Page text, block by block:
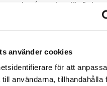
använder cookies
för att
användarna, tillhandahålla
av sin sångarkarriär är hon
pedagogiskt
har också arbetat som
vid SKH (dåvarande
och nu en av Sveriges